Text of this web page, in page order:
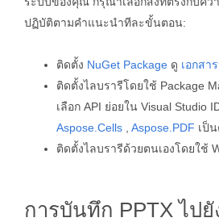
ปฏิบัติตามคำแนะนำทีละขั้นตอน:
ติดตั้ง NuGet Package ดู เอกสา
ติดตั้งไลบรารีโดยใช้ Package
เลือก API ย่อยใน Visual Studio
Aspose.Cells
Aspose.PDF เป็
ติดตั้งไลบรารีด้วยตนเองโดยใช้
การบันทึก PPTX ไป